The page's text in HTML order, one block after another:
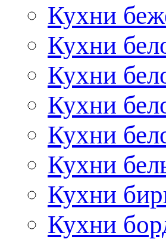
Кухни
Кухни
Кухни
Кухни
Кухни
Кухни
Кухни
Кухни